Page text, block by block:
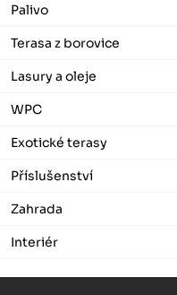
Palivo
Terasa z borovice
Lasury a oleje
WPC
Exotické terasy
Příslušenství
Zahrada
Interiér